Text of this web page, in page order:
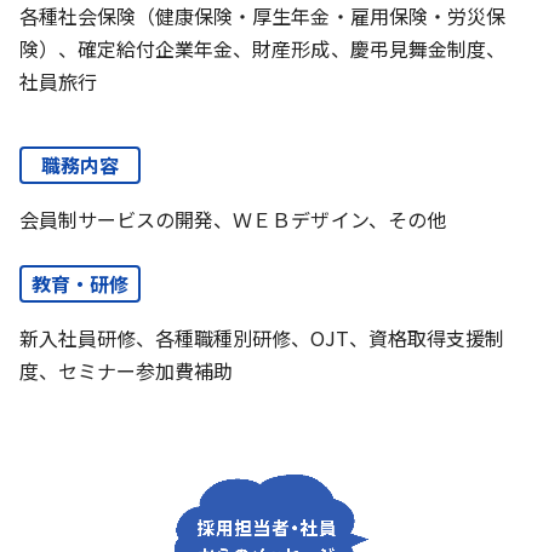
各種社会保険（健康保険・厚生年金・雇用保険・労災保
険）、確定給付企業年金、財産形成、慶弔見舞金制度、
社員旅行
職務内容
会員制サービスの開発、ＷＥＢデザイン、その他
教育・研修
新入社員研修、各種職種別研修、OJT、資格取得支援制
度、セミナー参加費補助